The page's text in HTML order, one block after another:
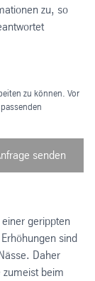
zu, so
zu können. Vor
senden
gerippten
sind
Daher
zumeist beim